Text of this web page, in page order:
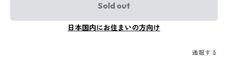
Sold out
日本国内にお住まいの方向け
通報する